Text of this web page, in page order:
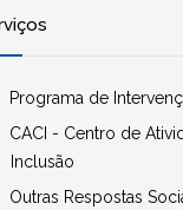
Programa de
CACI - Centro de
Inclusão
Outras Respostas